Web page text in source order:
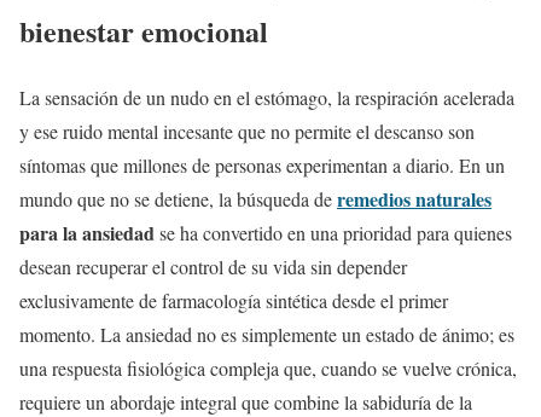
bienestar emocional
La sensación de un nudo en el estómago, la respiración acelerada
y ese ruido mental incesante que no permite el descanso son
síntomas que millones de personas experimentan a diario. En un
mundo que no se detiene, la búsqueda deremedios naturales
para la ansiedadse ha convertido en una prioridad para quienes
desean recuperar el control de su vida sin depender
exclusivamente de farmacología sintética desde el primer
momento. La ansiedad no es simplemente un estado de ánimo; es
una respuesta fisiológica compleja que, cuando se vuelve crónica,
requiere un abordaje integral que combine la sabiduría de la